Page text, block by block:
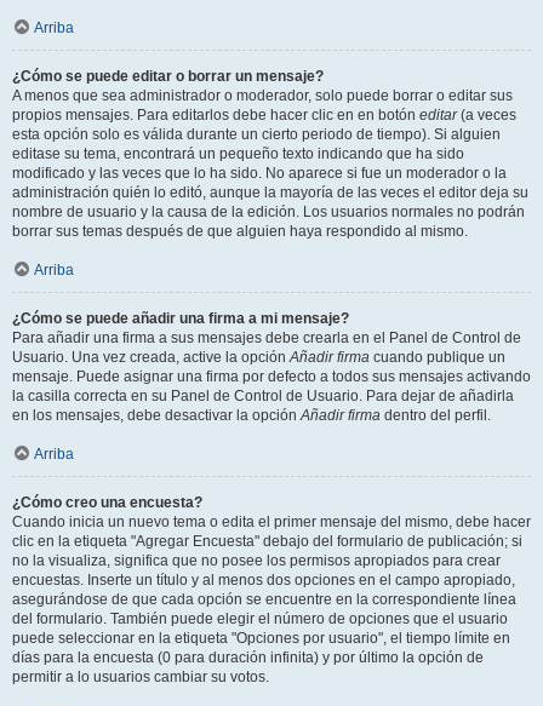
Arriba
¿Cómo se puede editar o borrar un mensaje?
A menos que sea administrador o moderador, solo puede borrar o editar sus
propios mensajes. Para editarlos debe hacer clic en en botón editar(a veces
esta opción solo es válida durante un cierto periodo de tiempo). Si alguien
editase su tema, encontrará un pequeño texto indicando que ha sido
modificado y las veces que lo ha sido. No aparece si fue un moderador o la
administración quién lo editó, aunque la mayoría de las veces el editor deja su
nombre de usuario y la causa de la edición. Los usuarios normales no podrán
borrar sus temas después de que alguien haya respondido al mismo.
Arriba
¿Cómo se puede añadir una firma a mi mensaje?
Para añadir una firma a sus mensajes debe crearla en el Panel de Control de
Usuario. Una vez creada, active la opciónAñadir firma cuando publique un
mensaje. Puede asignar una firma por defecto a todos sus mensajes activando
la casilla correcta en su Panel de Control de Usuario. Para dejar de añadirla
en los mensajes, debe desactivar la opciónAñadir firma dentro del perfil.
Arriba
¿Cómo creo una encuesta?
Cuando inicia un nuevo tema o edita el primer mensaje del mismo, debe hacer
clic en la etiqueta "Agregar Encuesta" debajo del formulario de publicación; si
no la visualiza, significa que no posee los permisos apropiados para crear
encuestas. Inserte un título y al menos dos opciones en el campo apropiado,
asegurándose de que cada opción se encuentre en la correspondiente línea
del formulario. También puede elegir el número de opciones que el usuario
puede seleccionar en la etiqueta "Opciones por usuario", el tiempo límite en
días para la encuesta (0 para duración infinita) y por último la opción de
permitir a lo usuarios cambiar su votos.